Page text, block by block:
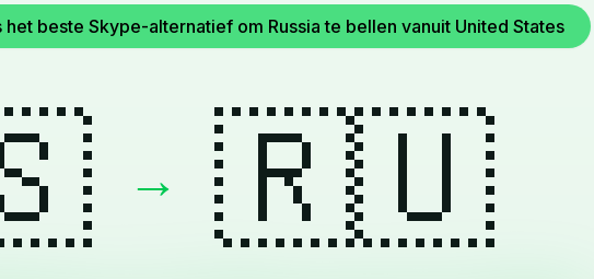
het beste Skype-alternatief om Russia te bellen vanuit United States
→ 🇷🇺